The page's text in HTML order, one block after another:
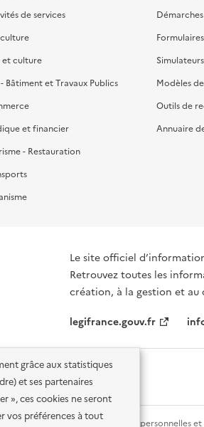
grâce aux statistiques
et ses partenaires
», ces cookies ne seront
vos préférences à tout
de services
et culture
- Bâtiment et Travaux Publics
et financier
- Restauration
Simulateurs
Modèles
Outils de
Annuaire
Le site officiel
Retrouvez toutes les
création, à la gestion et
legifrance.gouv.fr
Mentions légales Données personnelles